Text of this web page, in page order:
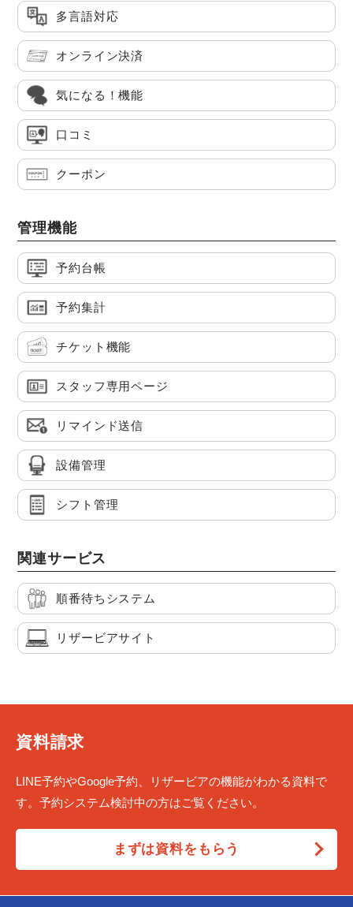
多言語対応
オンライン決済
気になる！機能
口コミ
クーポン
管理機能
予約台帳
予約集計
チケット機能
スタッフ専用ページ
リマインド送信
設備管理
シフト管理
関連サービス
順番待ちシステム
リザービアサイト
資料請求
LINE予約やGoogle予約、リザービアの機能がわかる資料で
す。予約システム検討中の方はご覧ください。
まずは資料をもらう